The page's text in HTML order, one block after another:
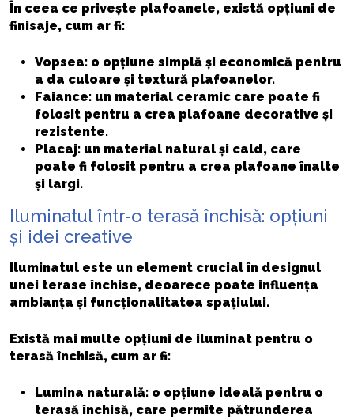
În ceea ce privește plafoanele, există opțiuni de
finisaje, cum ar fi:
Vopsea: o opțiune simplă și economică pentru
a da culoare și textură plafoanelor.
Faiance: un material ceramic care poate fi
folosit pentru a crea plafoane decorative și
rezistente.
Placaj: un material natural și cald, care
poate fi folosit pentru a crea plafoane înalte
și largi.
Iluminatul într-o terasă închisă: opțiuni
și idei creative
Iluminatul este un element crucial în designul
unei terase închise, deoarece poate influența
ambianța și funcționalitatea spațiului.
Există mai multe opțiuni de iluminat pentru o
terasă închisă, cum ar fi:
Lumina naturală: o opțiune ideală pentru o
terasă închisă, care permite pătrunderea